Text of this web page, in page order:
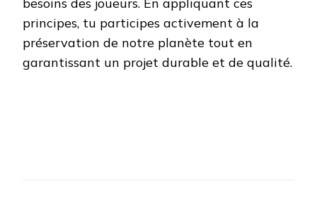
principes, tu participes activement à la
préservation de notre planète tout en
garantissant un projet durable et de qualité.